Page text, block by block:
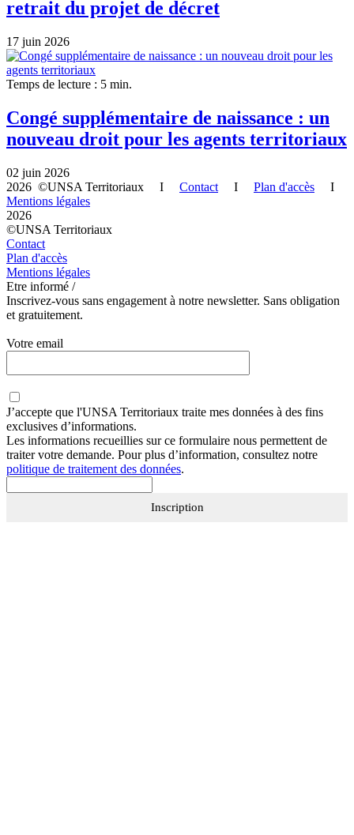
retrait du projet de décret
17 juin 2026
Temps de lecture : 5 min.
Congé supplémentaire de naissance : un
nouveau droit pour les agents territoriaux
02 juin 2026
2026 ©UNSA Territoriaux I Contact I Plan d'accès I
Mentions légales
2026
©UNSA Territoriaux
Contact
Plan d'accès
Mentions légales
Etre informé /
Inscrivez-vous sans engagement à notre newsletter. Sans obligation
et gratuitement.
Votre email
J’accepte que l'UNSA Territoriaux traite mes données à des fins
exclusives d’informations.
Les informations recueillies sur ce formulaire nous permettent de
traiter votre demande. Pour plus d’information, consultez notre
politique de traitement des données.
Inscription